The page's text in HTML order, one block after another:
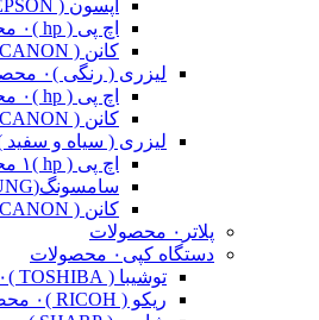
اپسون ( EPSON )
اچ پی ( hp )
۰ محصولات
کانن ( CANON )
لیزری ( رنگی )۰ محصولات
اچ پی ( hp )
۰ محصولات
کانن ( CANON )
لیزری ( سیاه و سفید
اچ پی ( hp )
۱ محصولات
سامسونگ(SAMSUNG)
کانن ( CANON )
پلاتر ۰ محصولات
دستگاه کپی ۰ محصولات
توشیبا ( TOSHIBA )
۰ محصولات
ریکو ( RICOH )
۰ محصولات